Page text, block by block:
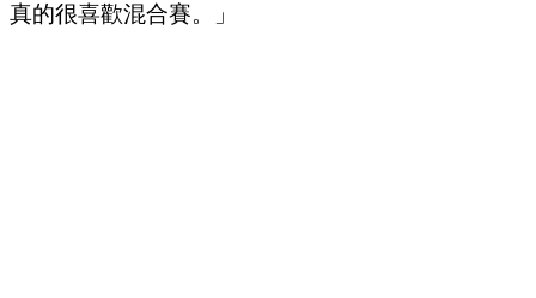
真的很喜歡混合賽。」